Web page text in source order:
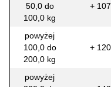
50,0 do
100,0 kg
+
powyżej
100,0 do
200,0 kg
+
powyżej